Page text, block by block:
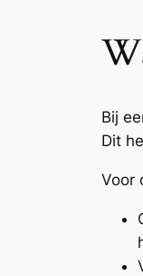
Bij
Dit
Voor